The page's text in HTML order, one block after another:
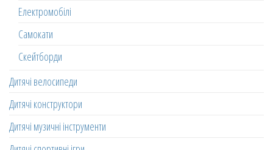
Електромобілі
Самокати
Скейтборди
Дитячі велосипеди
Дитячі конструктори
Дитячі музичні інструменти